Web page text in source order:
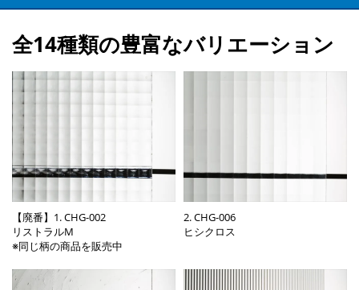
全14種類の豊富なバリエーション
【廃番】1. CHG-002
リストラルM
※同じ柄の商品を販売中
2. CHG-006
ヒシクロス